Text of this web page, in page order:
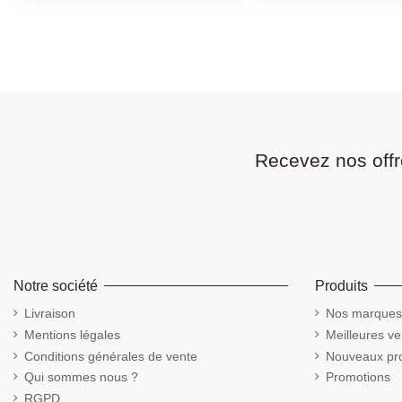
Recevez nos
Notre société
Livraison
Mentions légales
Conditions générales de vente
Qui sommes nous ?
RGPD
Produits
Nos marques
Meilleures
Nouveaux
Promotions